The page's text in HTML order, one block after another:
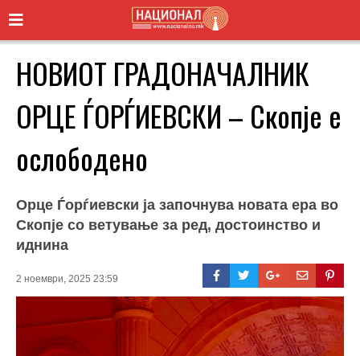
НОВИОТ ГРАДОНАЧАЛНИК
ОРЦЕ ЃОРЃИЕВСКИ – Скопје е
ослободено
Орце Ѓорѓиевски ја започнува новата ера во
Скопје со ветување за ред, достоинство и
иднина
2 ноември, 2025 23:59